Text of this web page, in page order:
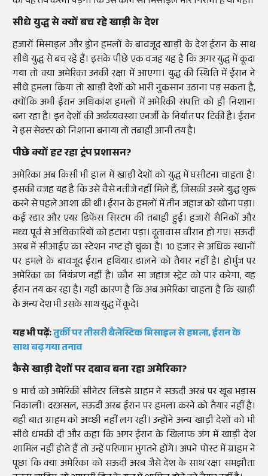
सीधे युद्ध से क्यों बच रहे खाड़ी के देश
हजारों मिसाइल और ड्रोन हमलों के बावजूद खाड़ी के देश ईरान के साथ
सीधे युद्ध से बच रहे हैं। इसके पीछे एक वजह यह है कि अगर युद्ध में कूदा
गया तो क्या अमेरिका उनकी रक्षा में आएगा। युद्ध की स्थिति में ईरान ने
सीधे हमला किया तो खाड़ी देशों को भारी नुकसान उठाना पड़ सकता है,
क्योंकि अभी ईरान अधिकांश हमलों में अमेरिकी संपत्ति को ही निशाना
बना रहा है। इन देशों की अर्थव्यवस्था एनर्जी के निर्यात पर टिकी है। ईरान
ने इस सेक्टर को निशाना बनाया तो तबाही आनी तय है।
पीछे क्यों हट रहा ट्रंप प्रशासन?
अमेरिका अब किसी भी हाल में खाड़ी देशों को युद्ध में घसीटना चाहता है।
इसकी वजह यह है कि उसे वैसे नतीजे नहीं मिले हैं, जिसकी उसने युद्ध शुरू
करने से पहले आशा की थी। ईरान के हमलों में तीन जहाज को खोना पड़ा।
कई रडार और एयर डिफेंस सिस्टम की तबाही हुई। हजारों सैनिकों और
मध्य पूर्व से अधिकारियों को हटाना पड़ा। दूतावास वीरान हो गए। सऊदी
अरब में सीआईए का स्टेशन नष्ट हो चुका है। 10 हजार से अधिक स्थानों
पर हमले के बावजूद ईरान हथियार डालने को तैयार नहीं है। होर्मुज पर
अमेरिका का नियंत्रण नहीं है। कौन सा जहाज स्ट्रेट को पार करेगा, यह
ईरान तय कर रहा है। यही कारण है कि अब अमेरिका चाहता है कि खाड़ी
के अन्य देश भी उसके साथ युद्ध में कूदे।
यह भी पढ़ें:तुर्की पर तीसरी बैलेस्टिक मिसाइल से हमला, ईरान के
साथ बढ़ गया तनाव
कैसे खाड़ी देशों पर दबाव बना रहा अमेरिका?
9 मार्च को अमेरिकी सीनेटर लिंडसे ग्राहम ने सऊदी अरब पर खूब भड़ास
निकाली। दरअसल, सऊदी अरब ईरान पर हमला करने को तैयार नहीं है।
यही बात ग्राहम को अच्छी नहीं लग रही। उन्होंने अन्य खाड़ी देशों को भी
सीधे धमकी दी और कहा कि अगर ईरान के खिलाफ जंग में खाड़ी देश
शामिल नहीं होते हैं तो उन्हें परिणाम भुगतने होंगे। अपने पोस्ट में ग्राहम ने
पूछा कि क्या अमेरिका को सऊदी अरब जैसे देश के साथ रक्षा समझौता